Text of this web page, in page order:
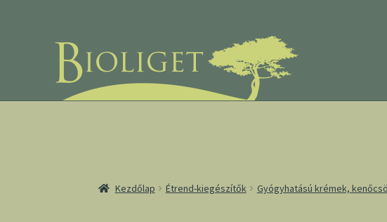
Kezdőlap Étrend-kiegészítők Gyógyhatású krémek,